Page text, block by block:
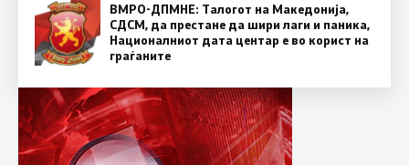
ВМРО-ДПМНЕ: Талогот на Македонија,
СДСМ, да престане да шири лаги и паника,
Националниот дата центар е во корист на
граѓаните